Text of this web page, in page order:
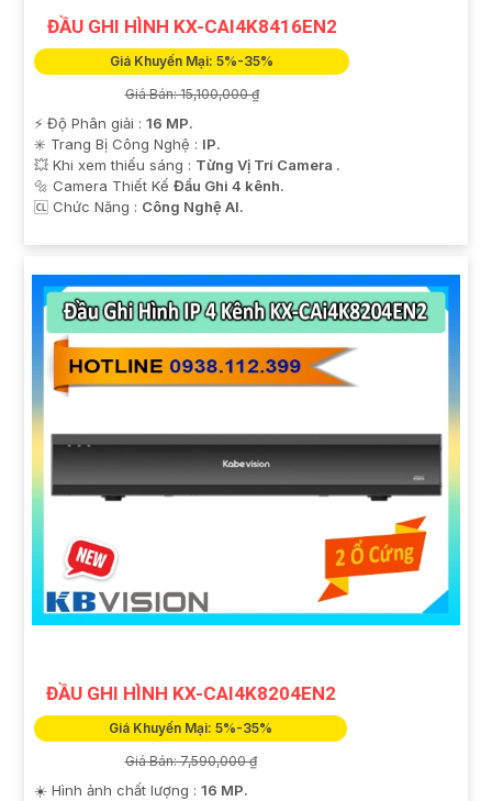
ĐẦU GHI HÌNH KX-CAI4K8416EN2
Giá Khuyến Mại: 5%-35%
Giá Bán: 15,100,000 ₫
️⚡ Độ Phân giải : 16 MP.
✳️ Trang Bị Công Nghệ : IP.
💥 Khi xem thiếu sáng : Từng Vị Trí Camera .
🔩 Camera Thiết Kế Đầu Ghi 4 kênh.
️🆑 Chức Năng : Công Nghệ AI.
ĐẦU GHI HÌNH KX-CAI4K8204EN2
Giá Khuyến Mại: 5%-35%
Giá Bán: 7,590,000 ₫
☀️ Hình ảnh chất lượng : 16 MP.